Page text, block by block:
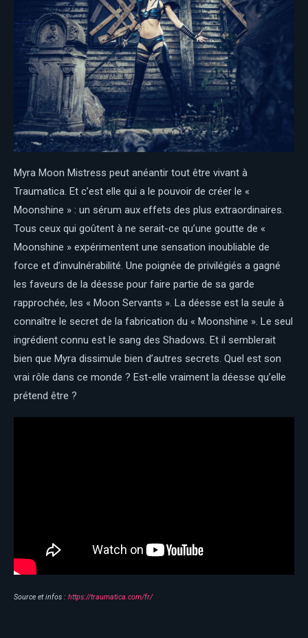
Myra Moon Mistress peut anéantir tout être vivant à
Traumatica. Et c’est elle qui a le pouvoir de créer le «
Moonshine » : un sérum aux effets des plus extraordinaires.
Tous ceux qui goûtent à ne serait-ce qu’une goutte de «
Moonshine » expérimentent une sensation inoubliable de
force et d’invulnérabilité. Une poignée de privilégiés a gagné
les faveurs de la déesse pour faire partie de sa garde
rapprochée, les « Moon Servants ». La déesse est la seule à
connaître le secret de la fabrication du « Moonshine ». Le seul
ingrédient connu est le sang des Shadows. Et il semblerait
bien que Myra dissimule bien d’autres secrets. Quel est son
vrai rôle dans ce monde ? Est-elle vraiment la déesse qu’elle
prétend être ?
Source et infos : https://traumatica.com/fr/